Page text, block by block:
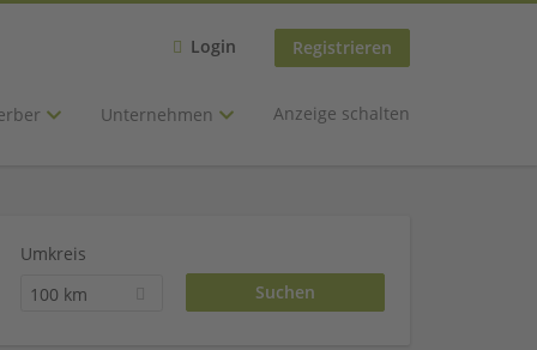
Login Registrieren
Unternehmen Anzeige schalten
Umkreis
100 km